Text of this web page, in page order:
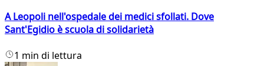
A Leopoli nell'ospedale dei medici sfollati. Dove
Sant'Egidio è scuola di solidarietà
1 min di lettura